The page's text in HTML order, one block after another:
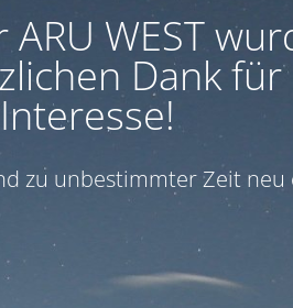
ARU WEST
Dank
zu unbestimmter Zeit neu